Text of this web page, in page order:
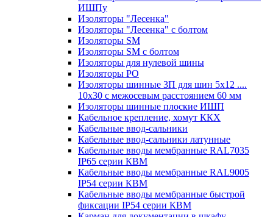
ИШПу
Изоляторы "Лесенка"
Изоляторы "Лесенка" с болтом
Изоляторы SM
Изоляторы SM c болтом
Изоляторы для нулевой шины
Изоляторы РО
Изоляторы шинные 3П для шин 5х12 ....
10х30 с межосевым расстоянием 60 мм
Изоляторы шинные плоские ИШП
Кабельное крепление, хомут ККХ
Кабельные ввод-сальники
Кабельные ввод-сальники латунные
Кабельные вводы мембранные RAL7035
IP65 серии КВМ
Кабельные вводы мембранные RAL9005
IP54 серии КВМ
Кабельные вводы мембранные быстрой
фиксации IP54 серии КВМ